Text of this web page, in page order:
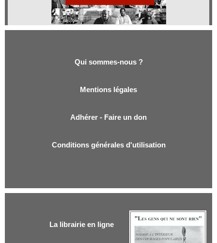
Qui sommes-nous ?
Mentions légales
Adhérer - Faire un don
Conditions générales d'utilisation
La librairie en ligne